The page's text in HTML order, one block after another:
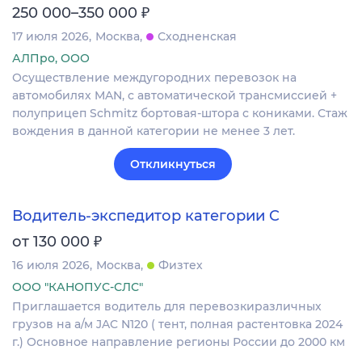
250 000–350 000 ₽
17 июля 2026 Москва
Сходненская
АЛПро, ООО
Осуществление междугородних перевозок на
автомобилях MAN, с автоматической трансмиссией +
полуприцеп Schmitz бортовая-штора с кониками. Стаж
вождения в данной категории не менее 3 лет.
Откликнуться
Водитель-экспедитор категории C
от 130 000 ₽
16 июля 2026 Москва
Физтех
ООО "КАНОПУС-СЛС"
Приглашается водитель для перевозкиразличных
грузов на а/м JAC N120 ( тент, полная растентовка 2024
г.) Основное направление регионы России до 2000 км